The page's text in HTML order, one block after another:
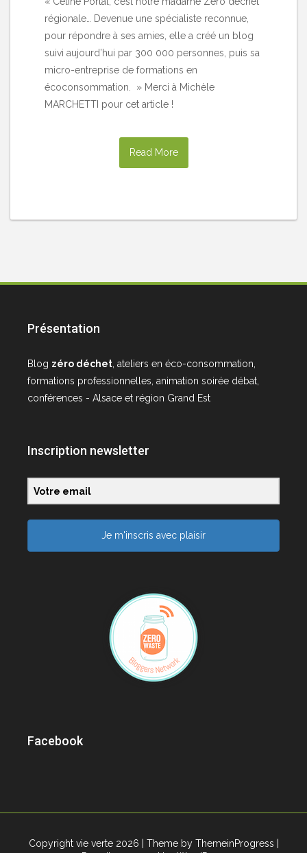
régionale… Devenue une spécialiste reconnue,
pour répondre à ses amies, elle a créé un blog
suivi aujourd’hui par 300 000 personnes, puis sa
micro-entreprise de formations en
écoconsommation. » Merci à Michèle
MARCHETTI pour cet article !
Read More
Présentation
Blog zéro déchet, ateliers en éco-consommation,
formations professionnelles, animation soirée débat,
conférences - Alsace et région Grand Est
Inscription newsletter
Je m'inscris avec plaisir
Facebook
Copyright vie verte 2026 | Theme by ThemeinProgress